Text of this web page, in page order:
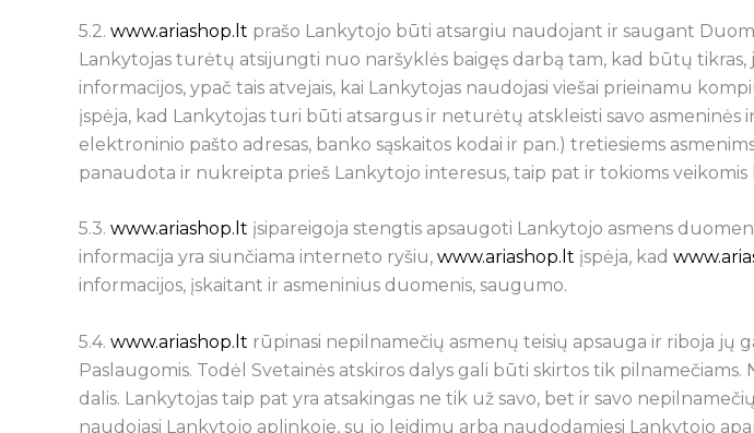
5.2. www.ariashop.lt prašo Lankytojo būti atsargiu naudojant ir saugant
Lankytojas turėtų atsijungti nuo naršyklės baigęs darbą tam, kad būtų
informacijos, ypač tais atvejais, kai Lankytojas naudojasi viešai prieinamu
įspėja, kad Lankytojas turi būti atsargus ir neturėtų atskleisti savo asmeninės
elektroninio pašto adresas, banko sąskaitos kodai ir pan.) tretiesiems
panaudota ir nukreipta prieš Lankytojo interesus, taip pat ir tokioms
5.3. www.ariashop.lt įsipareigoja stengtis apsaugoti Lankytojo asmens
informacija yra siunčiama interneto ryšiu, www.ariashop.lt įspėja, kad
informacijos, įskaitant ir asmeninius duomenis, saugumo.
5.4. www.ariashop.lt rūpinasi nepilnamečių asmenų teisių apsauga ir riboja jų
Paslaugomis. Todėl Svetainės atskiros dalys gali būti skirtos tik
dalis. Lankytojas taip pat yra atsakingas ne tik už savo, bet ir savo
naudojasi Lankytojo aplinkoje, su jo leidimu arba naudodamiesi Lankytojo